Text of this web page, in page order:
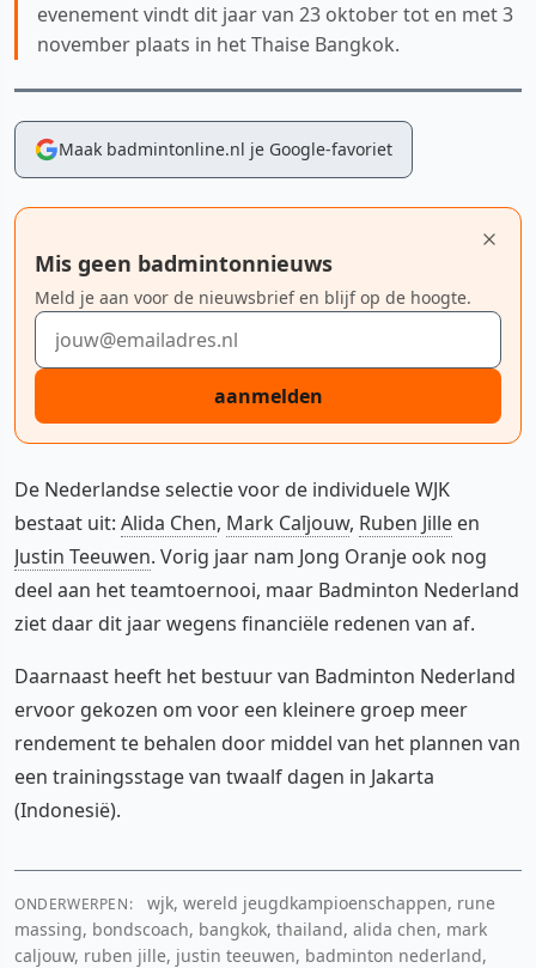
evenement vindt dit jaar van 23 oktober tot en met 3
november plaats in het Thaise Bangkok.
Maak badmintonline.nl je Google-favoriet
Mis geen badmintonnieuws
Meld je aan voor de nieuwsbrief en blijf op de hoogte.
E-mailadres
aanmelden
De Nederlandse selectie voor de individuele WJK
bestaat uit: Alida Chen, Mark Caljouw, Ruben Jille en
Justin Teeuwen. Vorig jaar nam Jong Oranje ook nog
deel aan het teamtoernooi, maar Badminton Nederland
ziet daar dit jaar wegens financiële redenen van af.
Daarnaast heeft het bestuur van Badminton Nederland
ervoor gekozen om voor een kleinere groep meer
rendement te behalen door middel van het plannen van
een trainingsstage van twaalf dagen in Jakarta
(Indonesië).
ONDERWERPEN:
wjk, wereld jeugdkampioenschappen, rune
massing, bondscoach, bangkok, thailand, alida chen, mark
caljouw, ruben jille, justin teeuwen, badminton nederland,